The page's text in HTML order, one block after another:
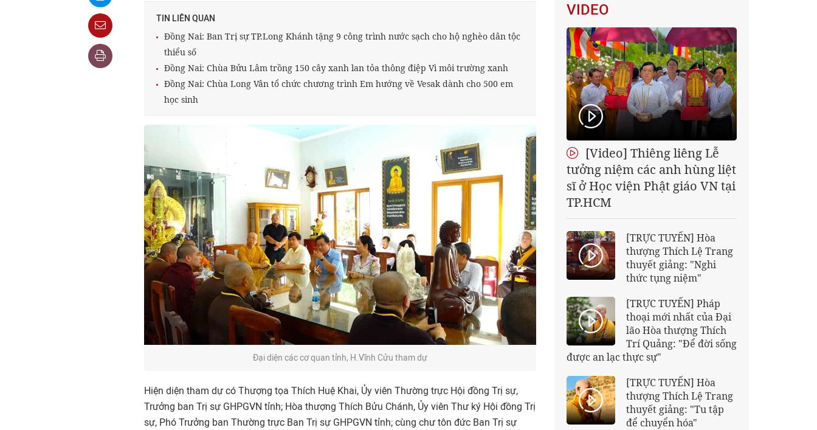
TIN LIÊN QUAN
Đồng Nai: Ban Trị sự TP.Long Khánh tặng 9 công trình nước sạch cho hộ nghèo dân tộc
thiểu số
Đồng Nai: Chùa Bửu Lâm trồng 150 cây xanh lan tỏa thông điệp Vì môi trường xanh
Đồng Nai: Chùa Long Vân tổ chức chương trình Em hướng về Vesak dành cho 500 em
học sinh
Đại diện các cơ quan tỉnh, H.Vĩnh Cửu tham dự
Hiện diện tham dự có Thượng tọa Thích Huệ Khai, Ủy viên Thường trực Hội đồng Trị sự,
Trưởng ban Trị sự GHPGVN tỉnh; Hòa thượng Thích Bửu Chánh, Ủy viên Thư ký Hội đồng Trị
sự, Phó Trưởng ban Thường trực Ban Trị sự GHPGVN tỉnh; cùng chư tôn đức Ban Trị sự
VIDEO
[Video] Thiêng liêng Lễ
tưởng niệm các anh hùng liệt
sĩ ở Học viện Phật giáo VN tại
TP.HCM
[TRỰC TUYẾN] Hòa
thượng Thích Lệ Trang
thuyết giảng: "Nghi
thức tụng niệm"
[TRỰC TUYẾN] Pháp
thoại mới nhất của Đại
lão Hòa thượng Thích
Trí Quảng: "Để đời sống
được an lạc thực sự"
[TRỰC TUYẾN] Hòa
thượng Thích Lệ Trang
thuyết giảng: "Tu tập
để chuyển hóa"